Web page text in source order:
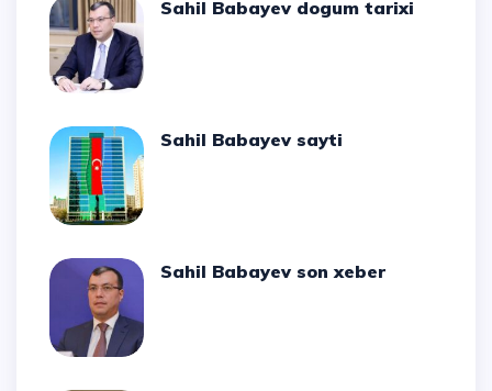
Sahil Babayev dogum tarixi
Sahil Babayev sayti
Sahil Babayev son xeber